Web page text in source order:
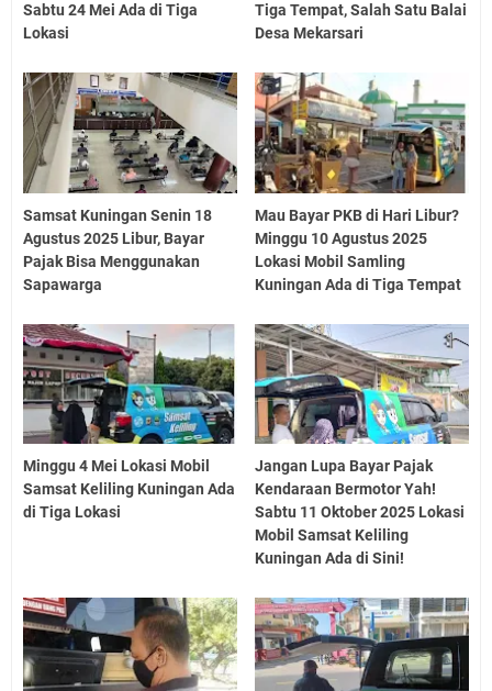
Sabtu 24 Mei Ada di Tiga
Lokasi
Tiga Tempat, Salah Satu Balai
Desa Mekarsari
Samsat Kuningan Senin 18
Agustus 2025 Libur, Bayar
Pajak Bisa Menggunakan
Sapawarga
Mau Bayar PKB di Hari Libur?
Minggu 10 Agustus 2025
Lokasi Mobil Samling
Kuningan Ada di Tiga Tempat
Minggu 4 Mei Lokasi Mobil
Samsat Keliling Kuningan Ada
di Tiga Lokasi
Jangan Lupa Bayar Pajak
Kendaraan Bermotor Yah!
Sabtu 11 Oktober 2025 Lokasi
Mobil Samsat Keliling
Kuningan Ada di Sini!